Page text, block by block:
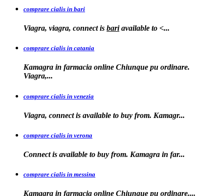
comprare cialis in bari
Viagra, viagra, connect is bariavailable to <...
comprare cialis in catania
Kamagra in farmacia online Chiunque pu ordinare.
Viagra,...
comprare cialis in venezia
Viagra, connect is available to buy from. Kamagr...
comprare cialis in verona
Connect is available to buy from. Kamagra in far...
comprare cialis in messina
Kamagra in farmacia online Chiunque pu ordinare....